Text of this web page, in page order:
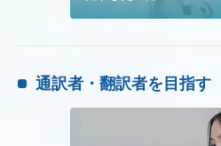
通訳者・翻訳者を目指す